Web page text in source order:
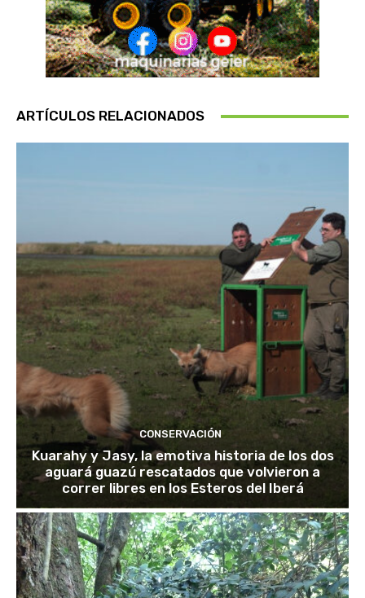
ARTÍCULOS RELACIONADOS
CONSERVACIÓN
Kuarahy y Jasy, la emotiva historia de los dos
aguará guazú rescatados que volvieron a
correr libres en los Esteros del Iberá